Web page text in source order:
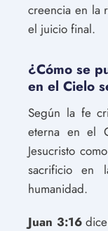
creencia en la
el juicio final.
¿Cómo se
en el Cielo
Según la fe
eterna en el
Jesucristo
sacrificio en
humanidad.
Juan 3:16